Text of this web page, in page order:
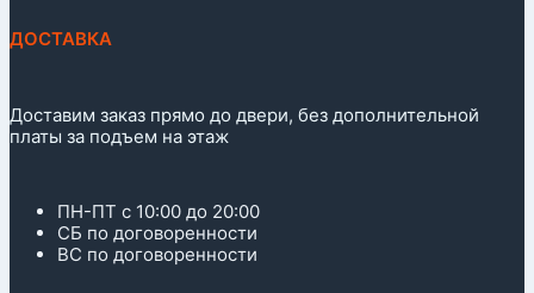
ДОСТАВКА
Доставим заказ прямо до двери, без дополнительной
платы за подъем на этаж
ПН-ПТ с 10:00 до 20:00
СБ по договоренности
ВС по договоренности